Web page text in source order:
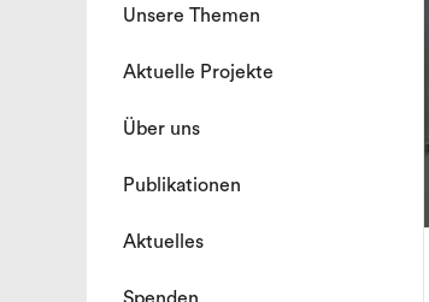
Unsere Themen
Aktuelle Projekte
Über uns
Publikationen
Aktuelles